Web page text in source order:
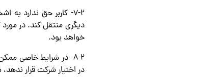
۷-۲- کاربر حق ندارد
دیگری منتقل کند. در
خواهد بود.
۸-۲- در شرایط خاصی
در اختیار شرکت قرار